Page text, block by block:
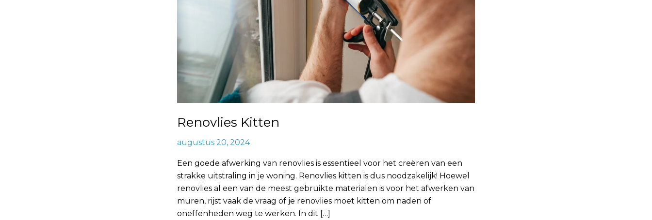
Renovlies Kitten
augustus 20, 2024
Een goede afwerking van renovlies is essentieel voor het creëren van een
strakke uitstraling in je woning. Renovlies kitten is dus noodzakelijk! Hoewel
renovlies al een van de meest gebruikte materialen is voor het afwerken van
muren, rijst vaak de vraag of je renovlies moet kitten om naden of
oneffenheden weg te werken. In dit […]